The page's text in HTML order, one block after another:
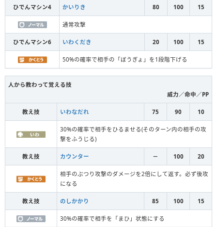
ひでんマシン4 かいりき 80 100 15
通常攻撃
ひでんマシン6 いわくだき 20 100 15
50%の確率で相手の「ぼうぎょ」を1段階下げる
人から教わって覚える技
威力／命中／PP
教え技 いわなだれ 75 90 10
30%の確率で相手をひるませる(そのターン内の相手の攻
撃をふうじる)
教え技 カウンター － 100 20
相手のぶつり攻撃のダメージを2倍にして返す。必ず後攻
になる
教え技 のしかかり 85 100 15
30%の確率で相手を「まひ」状態にする